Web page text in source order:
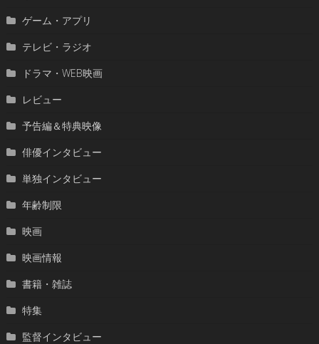
ゲーム・アプリ
テレビ・ラジオ
ドラマ・WEB映画
レビュー
予告編＆特典映像
俳優インタビュー
単独インタビュー
年齢制限
映画
映画情報
書籍・雑誌
特集
監督インタビュー